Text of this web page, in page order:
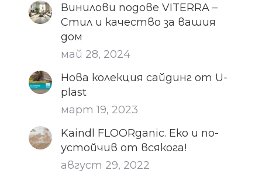
Винилови подове VITERRA –
Стил и качество за вашия
дом
май 28, 2024
Нова колекция сайдинг от U-
plast
март 19, 2023
Kaindl FLOORganic. Еко и по-
устойчив от всякога!
август 29, 2022